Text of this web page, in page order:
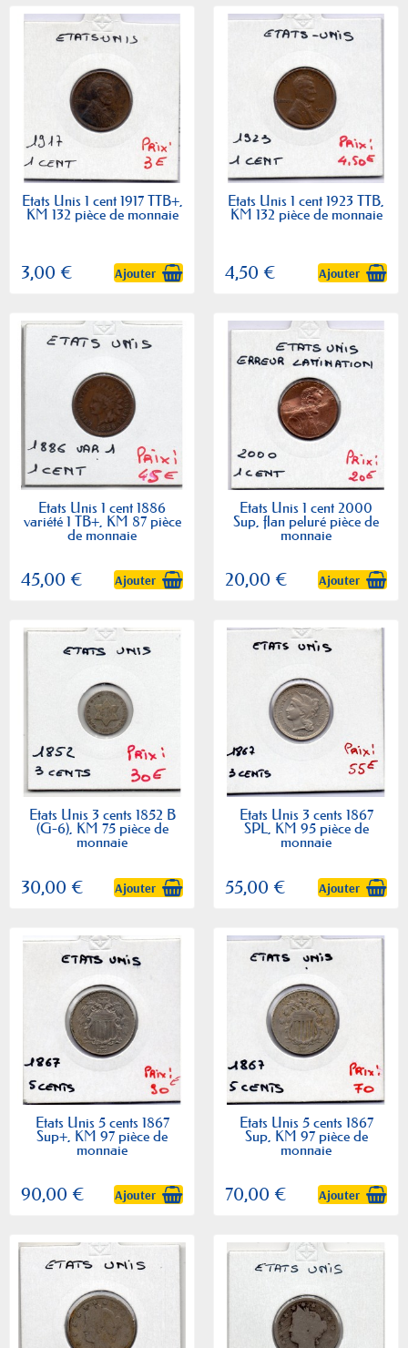
Etats Unis 1 cent 1917 TTB+,
KM 132 pièce de monnaie
3,00 € Ajouter
Etats Unis 1 cent 1923 TTB,
KM 132 pièce de monnaie
4,50 € Ajouter
Etats Unis 1 cent 1886
variété 1 TB+, KM 87 pièce
de monnaie
45,00 € Ajouter
Etats Unis 1 cent 2000
Sup, flan peluré pièce de
monnaie
20,00 € Ajouter
Etats Unis 3 cents 1852 B
(G-6), KM 75 pièce de
monnaie
30,00 € Ajouter
Etats Unis 3 cents 1867
SPL, KM 95 pièce de
monnaie
55,00 € Ajouter
Etats Unis 5 cents 1867
Sup+, KM 97 pièce de
monnaie
90,00 € Ajouter
Etats Unis 5 cents 1867
Sup, KM 97 pièce de
monnaie
70,00 € Ajouter